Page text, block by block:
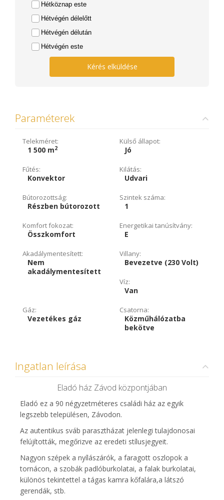
Hétköznap este
Hétvégén délelőtt
Hétvégén délután
Hétvégén este
Kérés elküldése
Paraméterek
Telekméret:
1 500 m2
Külső állapot:
Jó
Fűtés:
Konvektor
Kilátás:
Udvari
Bútorozottság:
Részben bútorozott
Szintek száma:
1
Komfort fokozat:
Összkomfort
Energetikai tanúsítvány:
E
Akadálymentesített:
Nem
akadálymentesített
Villany:
Bevezetve (230 Volt)
Víz:
Van
Gáz:
Vezetékes gáz
Csatorna:
Közműhálózatba
bekötve
Ingatlan leírása
Eladó ház Závod központjában
Eladó ez a 90 négyzetméteres családi ház az egyik
legszebb településen, Závodon.
Az autentikus sváb parasztházat jelenlegi tulajdonosai
felújították, megőrizve az eredeti stílusjegyeit.
Nagyon szépek a nyílászárók, a faragott oszlopok a
tornácon, a szobák padlóburkolatai, a falak burkolatai,
különös tekintettel a tágas kamra kőfalára,a látszó
gerendák, stb.